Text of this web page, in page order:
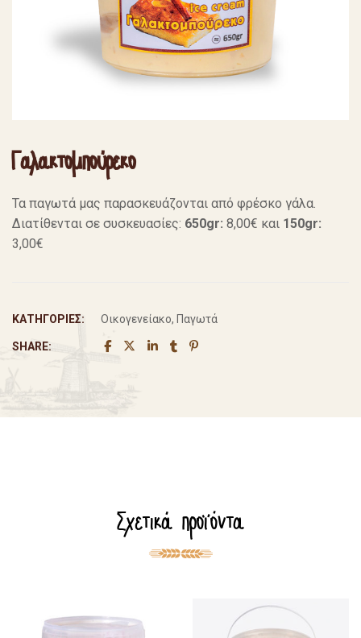
Γαλακτομπούρεκο
Τα παγωτά μας παρασκευάζονται από φρέσκο γάλα.
Διατίθενται σε συσκευασίες: 650gr: 8,00€ και 150gr:
3,00€
ΚΑΤΗΓΟΡΊΕΣ: Οικογενείακο, Παγωτά
SHARE:
Σχετικά προϊόντα